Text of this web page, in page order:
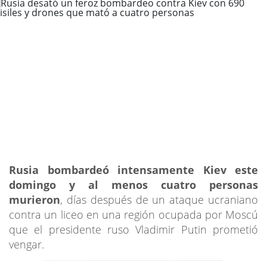
Rusia bombardeó intensamente Kiev este
domingo y al menos cuatro personas
murieron, días después de un ataque ucraniano
contra un liceo en una región ocupada por Moscú
que el presidente ruso Vladimir Putin prometió
vengar.